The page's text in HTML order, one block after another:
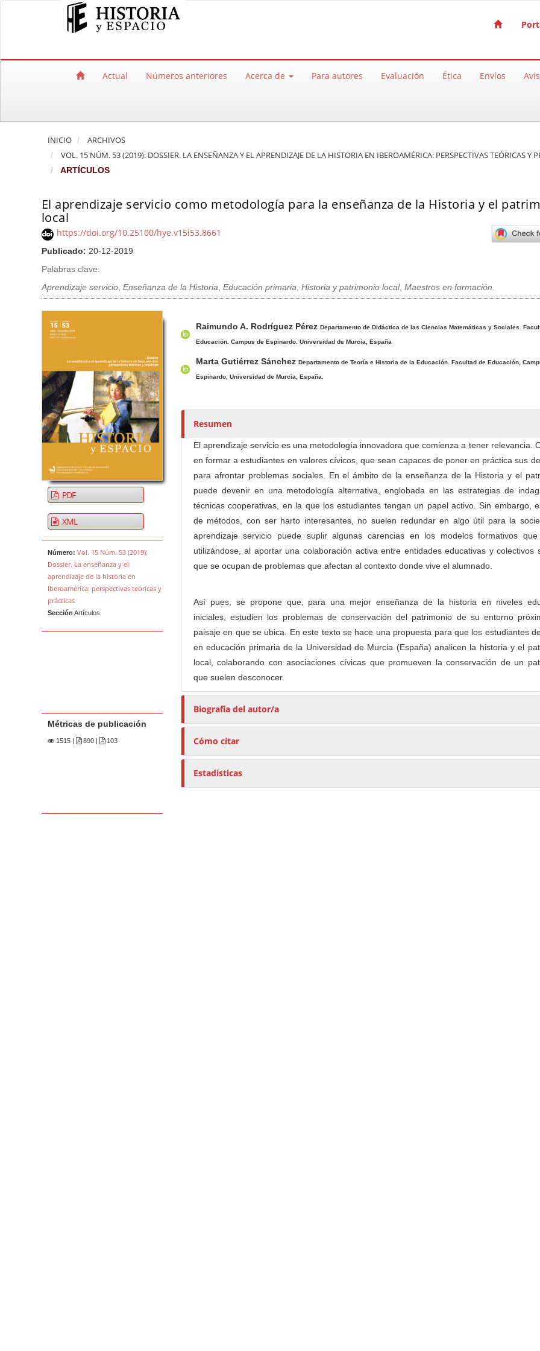
Salto rápido al contenido de la página
Navegación principal
Actual Números anteriores Acerca de Para autores Evaluación Ética Envíos
INICIO
ARCHIVOS
VOL. 15 NÚM. 53 (2019): DOSSIER. LA ENSEÑANZA Y EL APRENDIZAJE DE LA HISTORIA EN IBEROAMÉRICA: PERSPECTIVAS TEÓRICAS Y
ARTÍCULOS
El aprendizaje servicio como metodología para la enseñanza de la Historia y el
local
https://doi.org/10.25100/hye.v15i53.8661
Publicado: 20-12-2019
Palabras clave:
Aprendizaje servicio, Enseñanza de la Historia, Educación primaria, Historia y patrimonio local, Maestros en formación.
Barra lateral del artículo
PDF
XML
Número: Vol. 15 Núm. 53 (2019):
Dossier. La enseñanza y el
aprendizaje de la historia en
Iberoamérica: perspectivas teóricas y
prácticas
Sección Artículos
Métricas de publicación
1515| 890 | 103
u
r
Raimundo A. Rodríguez Pérez Departamento de Didáctica de las Ciencias Matemáticas y Sociales.
Educación. Campus de Espinardo. Universidad de Murcia, España
Marta Gutiérrez Sánchez Departamento de Teoría e Historia de la Educación. Facultad de Educación,
Espinardo, Universidad de Murcia, España.
Resumen
El aprendizaje servicio es una metodología innovadora que comienza a tener relevancia.
en formar a estudiantes en valores cívicos, que sean capaces de poner en práctica sus
para afrontar problemas sociales. En el ámbito de la enseñanza de la Historia y el
puede devenir en una metodología alternativa, englobada en las estrategias de
técnicas cooperativas, en la que los estudiantes tengan un papel activo. Sin embargo,
de métodos, con ser harto interesantes, no suelen redundar en algo útil para la
aprendizaje servicio puede suplir algunas carencias en los modelos formativos que
utilizándose, al aportar una colaboración activa entre entidades educativas y colectivos
que se ocupan de problemas que afectan al contexto donde vive el alumnado.
Así pues, se propone que, para una mejor enseñanza de la historia en niveles
iniciales, estudien los problemas de conservación del patrimonio de su entorno
paisaje en que se ubica. En este texto se hace una propuesta para que los estudiantes
en educación primaria de la Universidad de Murcia (España) analicen la historia y el
local, colaborando con asociaciones cívicas que promueven la conservación de un
que suelen desconocer.
Biografía del autor/a
Cómo citar
Estadísticas